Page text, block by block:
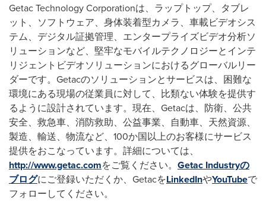
Getac Technology Corporationは、ラップトップ、タブレ
ット、ソフトウェア、身体装着型カメラ、車載ビデオシス
テム、デジタル証拠管理、エンタープライズビデオ分析ソ
リューションなど、堅牢なモバイルテクノロジーとインテ
リジェントビデオソリューションにおけるグローバルリー
ダーです。Getacのソリューションとサービスは、困難な
環境にある現場の従業員に対して、比類ない体験を提供す
るように設計されています。現在、Getacは、防衛、公共
安全、救急車、消防救助、公益事業、自動車、天然資源、
製造、輸送、物流など、100か国以上のお客様にサービス
提供をおこなっています。詳細については、
http://www.getac.comをご覧ください。 Getac Industryの
ブログにご登録いただくか、GetacをLinkedInやYouTubeで
フォローしてください。